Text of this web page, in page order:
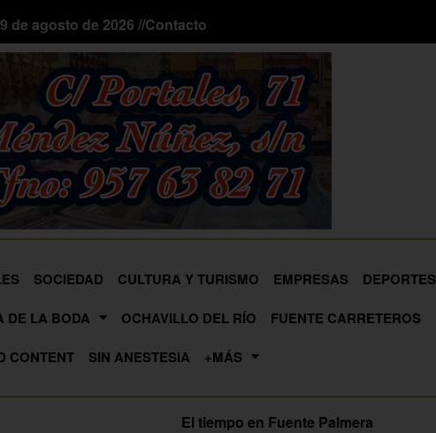
9 de agosto de 2026 //Contacto
SOCIEDAD CULTURA Y TURISMO EMPRESAS
DEPORTES
DE LA BODA OCHAVILLO DEL RÍO
FUENTE CARRETEROS
CONTENT
SIN ANESTESIA +MÁS
El tiempo en Fuente Palmera